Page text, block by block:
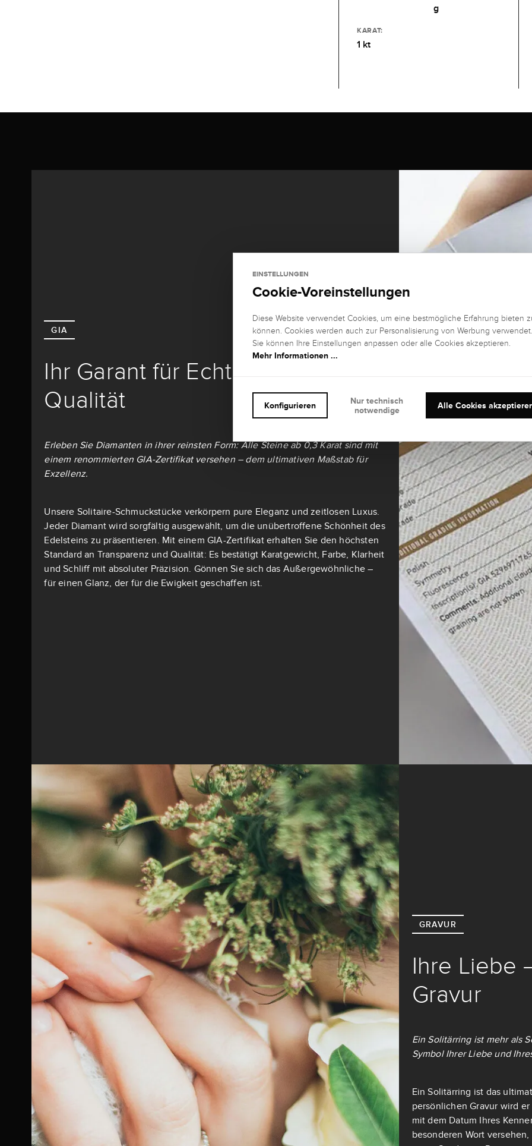
g
KARAT:
1 kt
GIA
Ihr Garant für Echtheit und
Qualität
Erleben Sie Diamanten in ihrer reinsten Form: Alle Steine ab 0,3 Karat sind mit
einem renommierten GIA-Zertifikat versehen – dem ultimativen Maßstab für
Exzellenz.
Unsere Solitaire-Schmuckstücke verkörpern pure Eleganz und zeitlosen Luxus.
Jeder Diamant wird sorgfältig ausgewählt, um die unübertroffene Schönheit des
Edelsteins zu präsentieren. Mit einem GIA-Zertifikat erhalten Sie den höchsten
Standard an Transparenz und Qualität: Es bestätigt Karatgewicht, Farbe, Klarheit
und Schliff mit absoluter Präzision. Gönnen Sie sich das Außergewöhnliche –
für einen Glanz, der für die Ewigkeit geschaffen ist.
GRAVUR
Ihre Liebe
Gravur
Ein Solitärring ist mehr als
Symbol Ihrer Liebe und
Ein Solitärring ist das
persönlichen Gravur wird
mit dem Datum Ihres
besonderen Wort
EINSTELLUNGEN
Cookie-Voreinstellungen
Diese Website verwendet Cookies, um eine bestmögliche Erfahrung bieten
können. Cookies werden auch zur Personalisierung von Werbung verwendet.
Sie können Ihre Einstellungen anpassen oder alle Cookies akzeptieren.
Mehr Informationen ...
Alle Cookies
Konfigurieren
Nur technisch
notwendige